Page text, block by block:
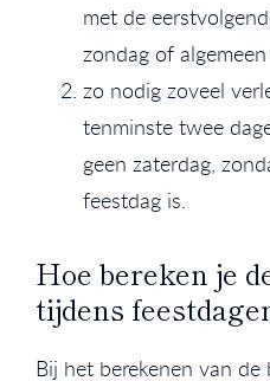
met de
zondag of
zo nodig zoveel
tenminste twee
geen zaterdag,
feestdag is.
Hoe bereken je
tijdens
Bij het berekenen van